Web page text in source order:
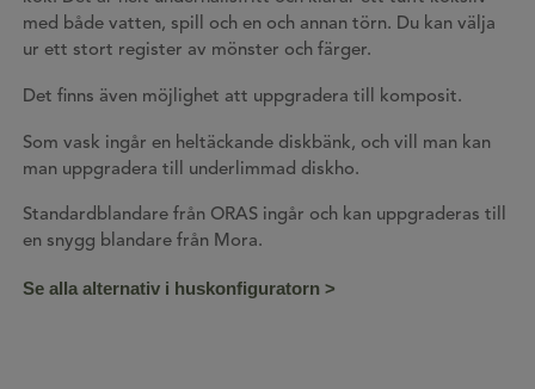
med både vatten, spill och en och annan törn. Du kan välja
ur ett stort register av mönster och färger.
Det finns även möjlighet att uppgradera till komposit.
Som vask ingår en heltäckande diskbänk, och vill man kan
man uppgradera till underlimmad diskho.
Standardblandare från ORAS ingår och kan uppgraderas till
en snygg blandare från Mora.
Se alla alternativ i huskonfiguratorn >